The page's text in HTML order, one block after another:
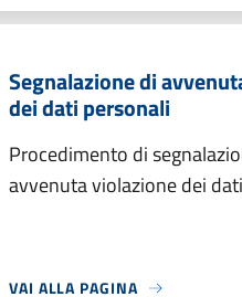
Segnalazione di
dei dati personali
Procedimento di
avvenuta violazione dei
VAI ALLA PAGINA